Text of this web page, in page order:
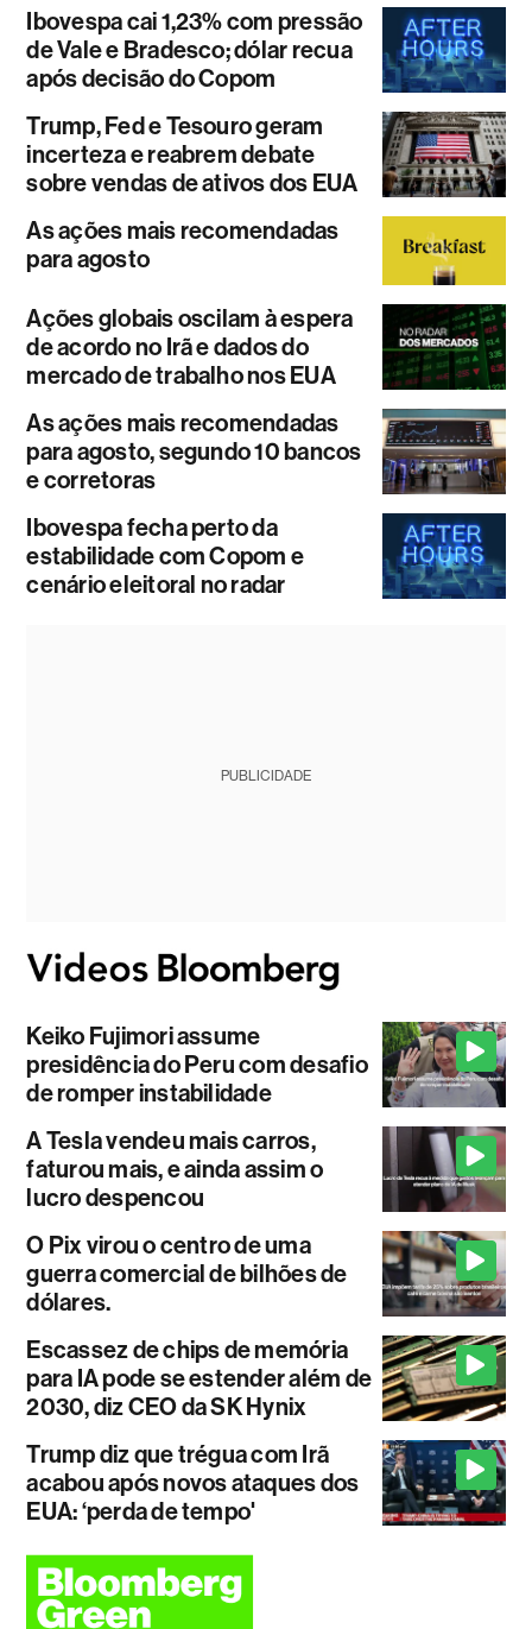
Ibovespa cai 1,23% com pressão
de Vale e Bradesco; dólar recua
após decisão do Copom
Trump, Fed e Tesouro geram
incerteza e reabrem debate
sobre vendas de ativos dos EUA
As ações mais recomendadas
para agosto
Ações globais oscilam à espera
de acordo no Irã e dados do
mercado de trabalho nos EUA
As ações mais recomendadas
para agosto, segundo 10 bancos
e corretoras
Ibovespa fecha perto da
estabilidade com Copom e
cenário eleitoral no radar
PUBLICIDADE
Keiko Fujimori assume
presidência do Peru com desafio
de romper instabilidade
A Tesla vendeu mais carros,
faturou mais, e ainda assim o
lucro despencou
O Pix virou o centro de uma
guerra comercial de bilhões de
dólares.
Escassez de chips de memória
para IA pode se estender além de
2030, diz CEO da SK Hynix
Trump diz que trégua com Irã
acabou após novos ataques dos
EUA: ‘perda de tempo'